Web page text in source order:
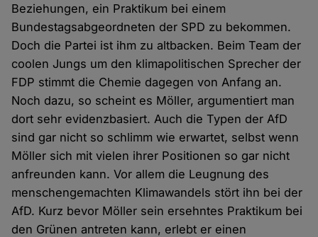
Beziehungen, ein Praktikum bei einem
Bundestagsabgeordneten der SPD zu bekommen.
Doch die Partei ist ihm zu altbacken. Beim Team der
coolen Jungs um den klimapolitischen Sprecher der
FDP stimmt die Chemie dagegen von Anfang an.
Noch dazu, so scheint es Möller, argumentiert man
dort sehr evidenzbasiert. Auch die Typen der AfD
sind gar nicht so schlimm wie erwartet, selbst wenn
Möller sich mit vielen ihrer Positionen so gar nicht
anfreunden kann. Vor allem die Leugnung des
menschengemachten Klimawandels stört ihn bei der
AfD. Kurz bevor Möller sein ersehntes Praktikum bei
den Grünen antreten kann, erlebt er einen